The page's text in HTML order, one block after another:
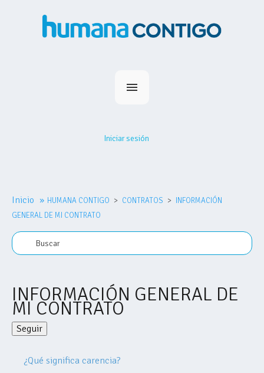
Nosotros
Comprar plan
Iniciar sesión
Inicio » HUMANA CONTIGO CONTRATOS
INFORMACIÓN
GENERAL DE MI CONTRATO
INFORMACIÓN GENERAL DE
MI CONTRATO
Seguir
¿Qué significa carencia?